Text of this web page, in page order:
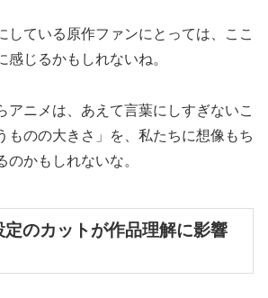
している原作ファンにとっては、ここ
感じるかもしれないね。
アニメは、あえて言葉にしすぎないこ
ものの大きさ」を、私たちに想像もち
のかもしれないな。
のカットが作品理解に影響